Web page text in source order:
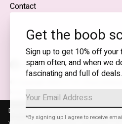
Contact
knipoog
Get the boob
Sign up to get 10% off your
spam often, and when we
fascinating and full of deals.
*By signing up I agree to receive
Door het gebruiken van onze website,